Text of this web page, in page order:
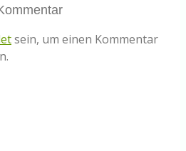
sein, um einen Kommentar